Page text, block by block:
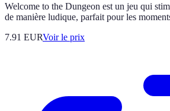
Welcome to the Dungeon est un jeu qui
de manière ludique, parfait pour les
7.91 EURVoir le prix